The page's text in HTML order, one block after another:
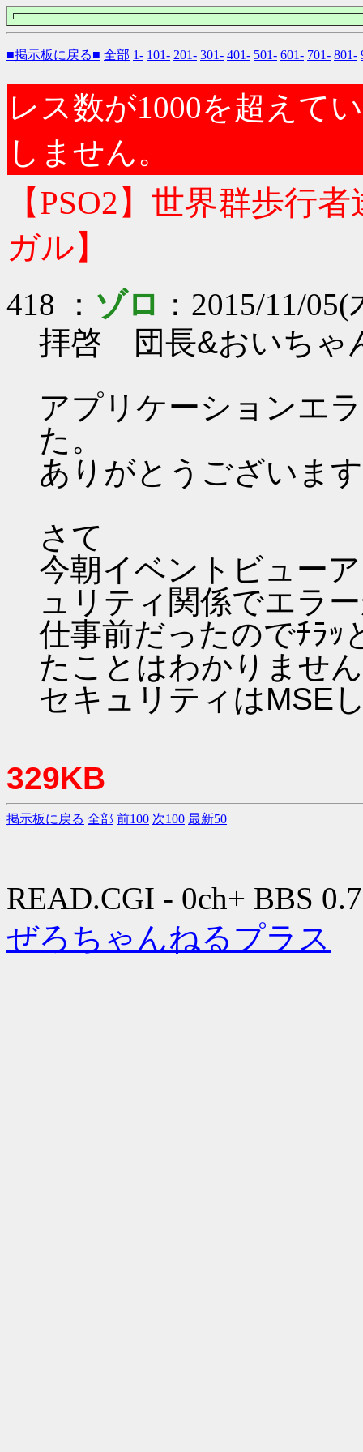
■掲示板に戻る■ 全部 1- 101- 201- 301- 401- 501- 601- 701- 801-
レス数が1000を超えて
しません。
【PSO2】世界群歩行
ガル】
418 ： ゾロ ：2015/11/
拝啓 団長&おいちゃ
アプリケーションエ
た。
ありがとうございま
さて
今朝イベントビュー
ュリティ関係でエラ
仕事前だったのでﾁﾗｯ
たことはわかりませ
セキュリティはMSE
329KB
掲示板に戻る 全部 前100 次100 最新50
READ.CGI - 0ch+ BBS
ぜろちゃんねるプラス